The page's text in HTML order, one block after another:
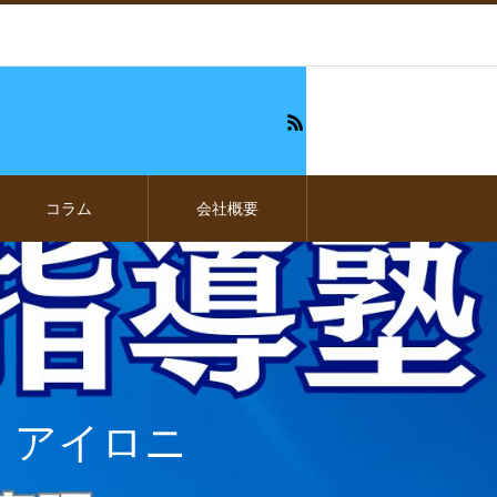
コラム 会社概要
アイロニ